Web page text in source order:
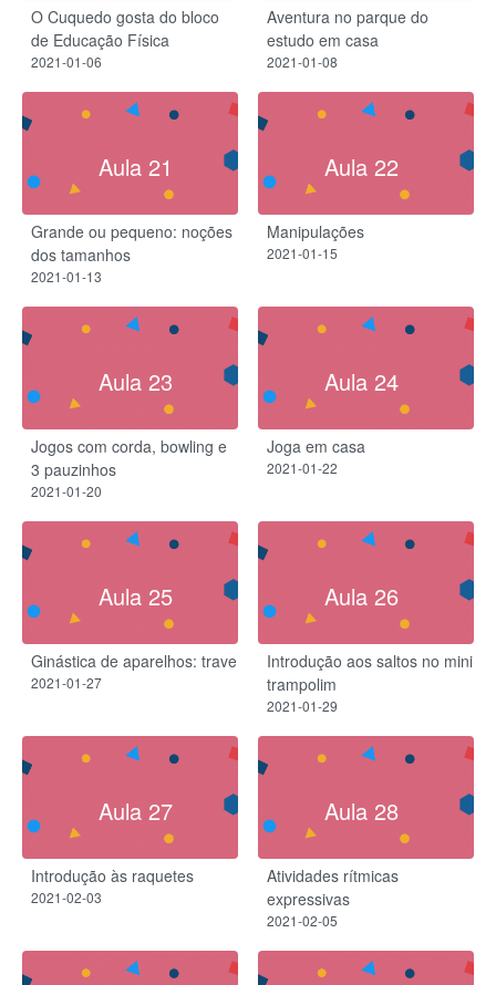
O Cuquedo gosta do bloco
de Educação Física
2021-01-06
Aventura no parque do
estudo em casa
2021-01-08
Aula 21
Grande ou pequeno: noções
dos tamanhos
2021-01-13
Aula 22
Manipulações
2021-01-15
Aula 23
Jogos com corda, bowling e
3 pauzinhos
2021-01-20
Aula 24
Joga em casa
2021-01-22
Aula 25
Ginástica de aparelhos: trave
2021-01-27
Aula 26
Introdução aos saltos no mini
trampolim
2021-01-29
Aula 27
Introdução às raquetes
2021-02-03
Aula 28
Atividades rítmicas
expressivas
2021-02-05